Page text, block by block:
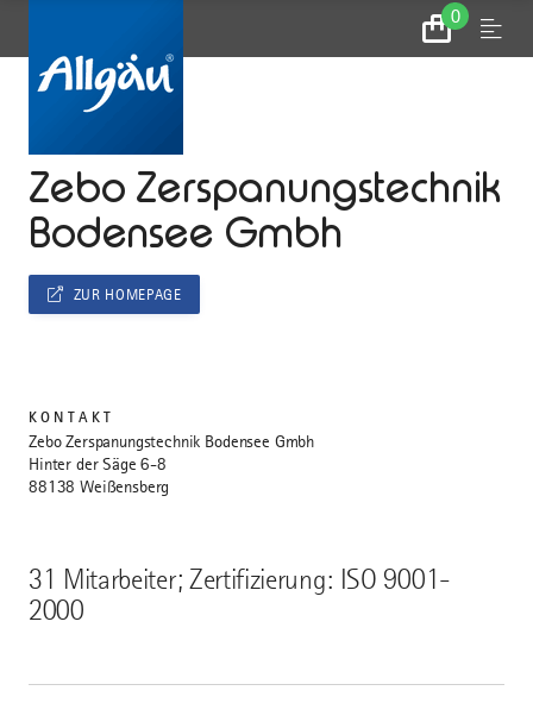
0
Zum
Warenkorb
Menu
Zebo Zerspanungstechnik
Bodensee Gmbh
31 Mitarbeiter; Zertifizierung: ISO 9001-
2000
ZUR HOMEPAGE
KONTAKT
Zebo Zerspanungstechnik Bodensee Gmbh
Hinter der Säge 6-8
88138 Weißensberg